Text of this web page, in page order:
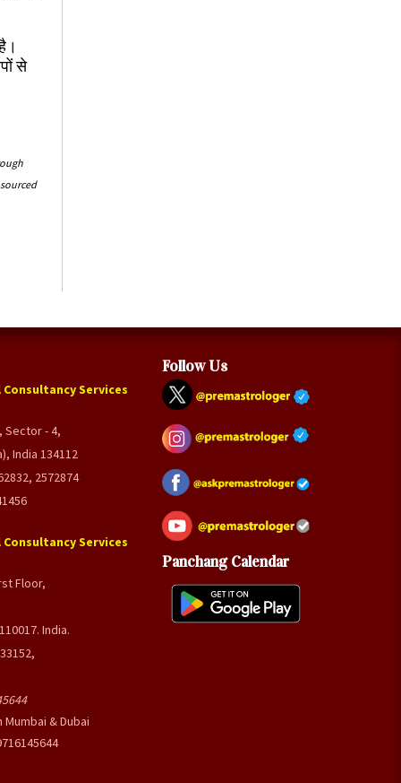
से
Services
Sector - 4,
India 134112
2572874
Services
Floor,
India.
& Dubai
Follow Us
Panchang Calendar